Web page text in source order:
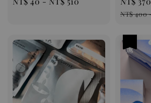
price
NT$ 400